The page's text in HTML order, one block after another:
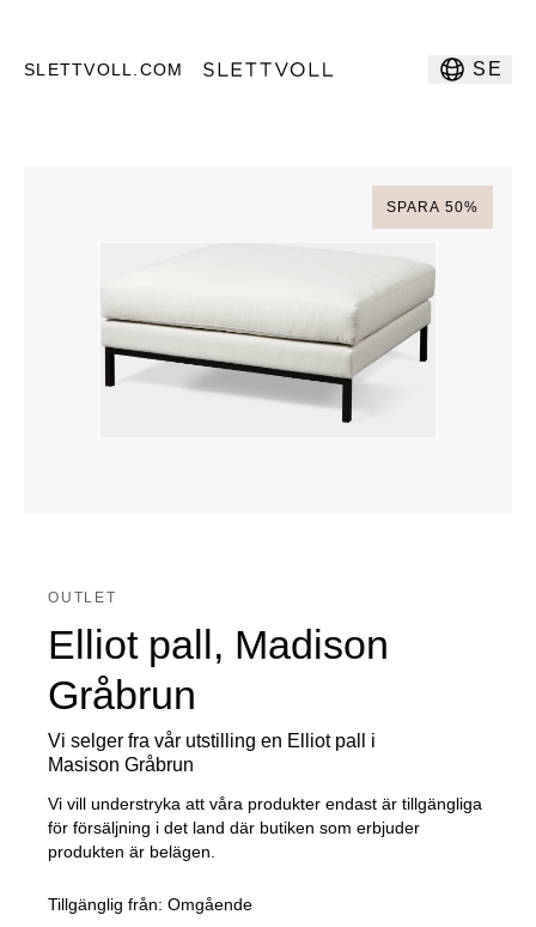
SLETTVOLL.COM SE
SPARA 50%
OUTLET
Elliot pall, Madison
Gråbrun
Vi selger fra vår utstilling en Elliot pall i
Masison Gråbrun
Vi vill understryka att våra produkter endast är tillgängliga
för försäljning i det land där butiken som erbjuder
produkten är belägen.
Tillgänglig från: Omgående